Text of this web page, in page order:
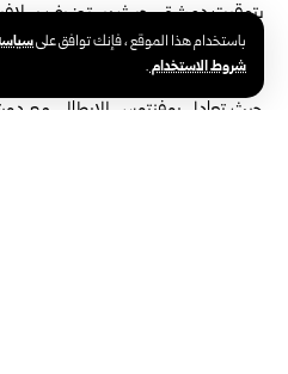
باستخدام هذا الموقع ، فإنك توافق على
شروط الاستخدام.
بتوقيت دمشق، حيث يستضيف سلافيا
النرويجي، فيما يلتقي أولمبياكوس
وكانت مباريات الجزء الأول من
حيث تعادل يوفنتوس الإيطالي مع